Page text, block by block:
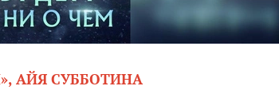
АЙЯ СУББОТИНА